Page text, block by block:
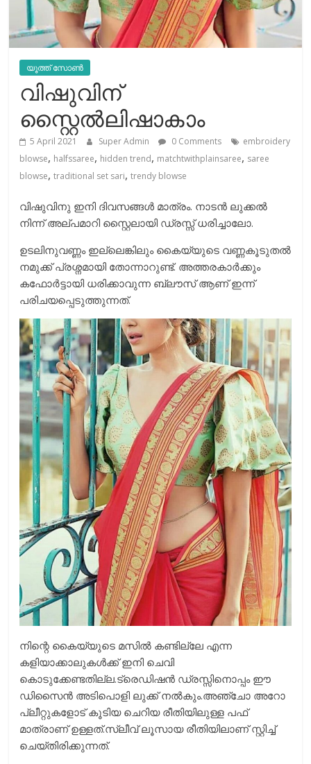
യൂത്ത് സോൺ
വിഷുവിന്
സ്റ്റൈൽലിഷാകാം
5 April 2021 Super Admin 0 Comments
embroidery
blowse, halfssaree, hidden trend, matchtwithplainsaree, saree
blowse,traditional set sari,trendy blowse
വിഷുവിനു ഇനി ദിവസങ്ങൾ മാത്രം. നാടൻ ലുക്കൽ
നിന്ന് അല്പമാറി സ്റ്റൈലായി ഡ്രസ്സ്‌ ധരിച്ചാലോ.
ഉടലിനുവണ്ണം ഇല്ലെങ്കിലും കൈയ്യുടെ വണ്ണകൂടുതൽ
നമുക്ക് പ്രശ്നമായി തോന്നാറുണ്ട്. അത്തരകാർക്കും
കഫോർട്ടായി ധരിക്കാവുന്ന ബ്ലൗസ് ആണ് ഇന്ന്
പരിചയപ്പെടുത്തുന്നത്.
നിന്റെ കൈയ്യുടെ മസിൽ കണ്ടില്ലേ എന്ന
കളിയാക്കാലുകൾക്ക് ഇനി ചെവി
കൊടുക്കേണ്ടതില്ല.ട്രെഡിഷൻ ഡ്രസ്സിനൊപ്പം ഈ
ഡിസൈൻ അടിപൊളി ലുക്ക്‌ നൽകും.അഞ്ചോ അറോ
പ്ലീറ്റുകളോട് കൂടിയ ചെറിയ രീതിയിലുള്ള പഫ്
മാത്രാണ് ഉള്ളത്.സ്ലീവ് ലൂസായ രീതിയിലാണ് സ്റ്റിച്ച്
ചെയ്തിരിക്കുന്നത്.